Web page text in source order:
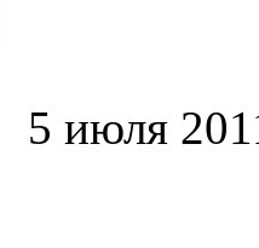
5 июля